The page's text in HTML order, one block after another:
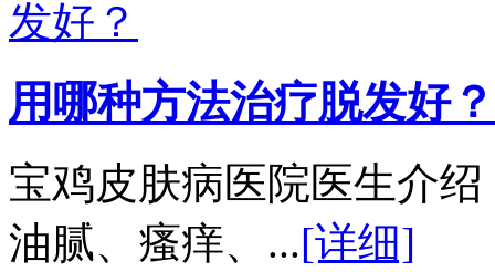
用哪种方法治疗脱发好？
宝鸡皮肤病医院医生介
油腻、瘙痒、...[详细]